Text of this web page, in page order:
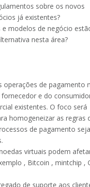
sobre os novos
já existentes?
e modelos de negócio
nesta área?
operações de pagamento
e do
existentes. O foco será
homogeneizar as regras
de pagamento
virtuais podem
, Bitcoin , mintchip ,
de suporte aos